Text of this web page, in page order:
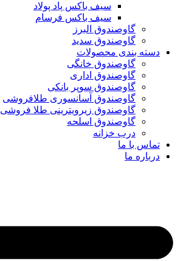
سیف باکس پاد پولاد
سیف باکس فرسام
گاوصندوق البرز
گاوصندوق سدید
دسته بندی محصولات
گاوصندوق خانگی
گاوصندوق اداری
گاوصندوق سوپر بانکی
گاوصندوق آسانسوری طلافروشی
گاوصندوق زیرویترینی طلا فروشی
گاوصندوق اسلحه
درب خزانه
تماس با ما
درباره ما